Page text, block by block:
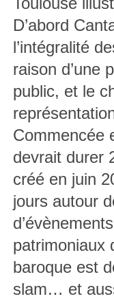
D’abord
l’intégralité
raison d’une
public, et le
Commencée
devrait durer
créé en juin
jours autour
patrimoniaux
baroque est
slam… et